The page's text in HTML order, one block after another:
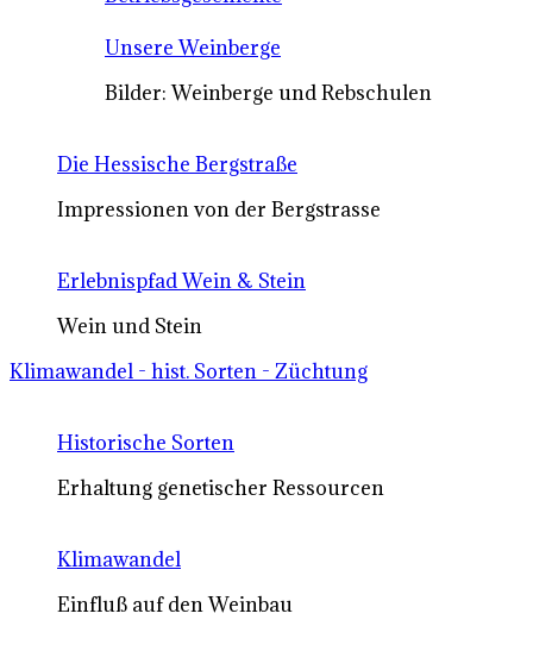
Unsere Weinberge
Bilder: Weinberge und Rebschulen
Die Hessische Bergstraße
Impressionen von der Bergstrasse
Erlebnispfad Wein & Stein
Wein und Stein
Klimawandel - hist. Sorten - Züchtung
Historische Sorten
Erhaltung genetischer Ressourcen
Klimawandel
Einfluß auf den Weinbau